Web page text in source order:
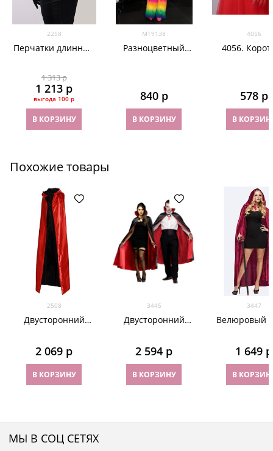
2258
Перчатки длинные
1 313 р
1 213 р
выгода 100 р
В КОРЗИНУ
МТ9138
Разноцветный
840 р
В КОРЗИНУ
4056
4056.
цвета
578 р
В
Похожие товары
2508
Двусторонний
2 069 р
В КОРЗИНУ
3445
Двусторонний
2 594 р
В КОРЗИНУ
3447
Велюровый
1 649 р
В
МЫ В СОЦ СЕТЯХ